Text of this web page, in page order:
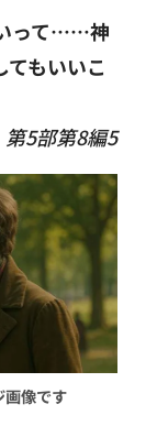
って……神
もいいこ
第5部第8編5
画像です